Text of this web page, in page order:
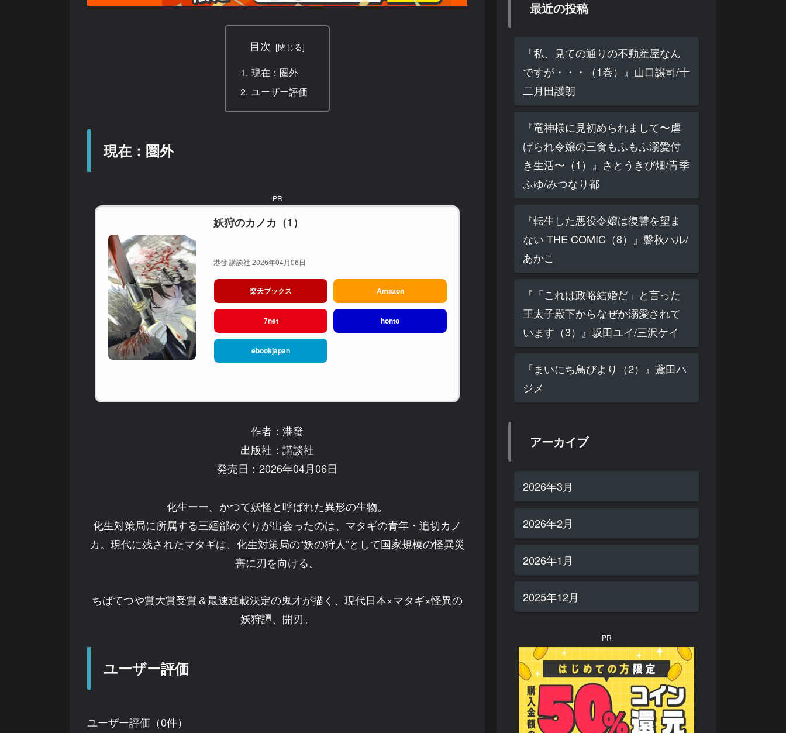
目次
現在：圏外
ユーザー評価
現在：圏外
PR
妖狩のカノカ（1）
港發 講談社 2026年04月06日
楽天ブックス Amazon
7net honto
ebookjapan
作者：港發
出版社：講談社
発売日：2026年04月06日
化生ーー。かつて妖怪と呼ばれた異形の生物。
化生対策局に所属する三廻部めぐりが出会ったのは、マタギの青年・追切カノ
カ。現代に残されたマタギは、化生対策局の“妖の狩人”として国家規模の怪異災
害に刃を向ける。
ちばてつや賞大賞受賞＆最速連載決定の鬼才が描く、現代日本×マタギ×怪異の
妖狩譚、開刃。
ユーザー評価
ユーザー評価（0件）
最近の投稿
『私、見ての通りの不動産屋なん
ですが・・・（1巻）』山口譲司/十
二月田護朗
『竜神様に見初められまして〜虐
げられ令嬢の三食もふもふ溺愛付
き生活〜（1）』さとうきび畑/青季
ふゆ/みつなり都
『転生した悪役令嬢は復讐を望ま
ない THE COMIC（8）』磐秋ハル/
あかこ
『「これは政略結婚だ」と言った
王太子殿下からなぜか溺愛されて
います（3）』坂田ユイ/三沢ケイ
『まいにち鳥びより（2）』鳶田ハ
ジメ
アーカイブ
2026年3月
2026年2月
2026年1月
2025年12月
PR